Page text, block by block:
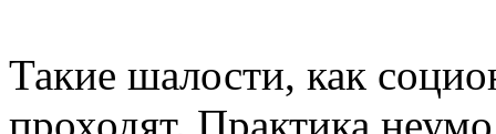
Такие шалости, как
проходят. Практика